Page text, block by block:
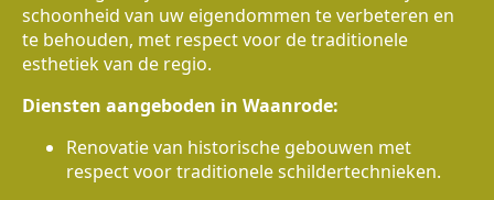
schoonheid van uw eigendommen te verbeteren en
te behouden, met respect voor de traditionele
esthetiek van de regio.
Diensten aangeboden in Waanrode:
Renovatie van historische gebouwen met
respect voor traditionele schildertechnieken.